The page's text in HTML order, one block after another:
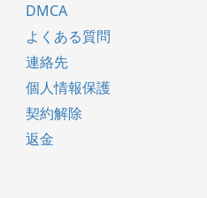
DMCA
よくある質問
連絡先
個人情報保護
契約解除
返金